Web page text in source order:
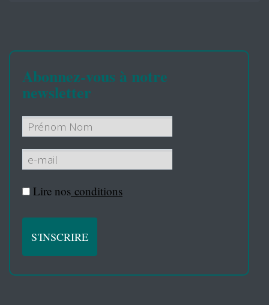
Abonnez-vous à notre
newsletter
Lire nos conditions